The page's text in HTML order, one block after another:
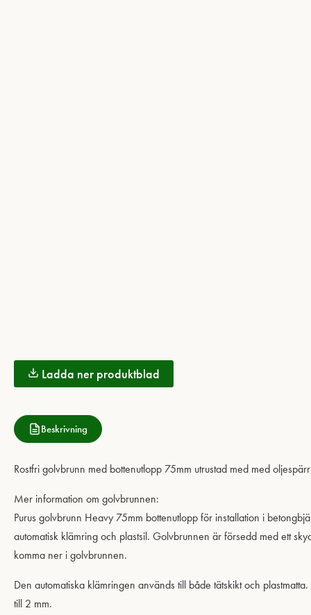
Ladda ner produktblad
Beskrivning
Rostfri golvbrunn med bottenutlopp 75mm utrustad med med
Mer information om golvbrunnen:
Purus golvbrunn Heavy 75mm bottenutlopp för installation i
automatisk klämring och plastsil. Golvbrunnen är försedd med ett
komma ner i golvbrunnen.
Den automatiska klämringen används till både tätskikt och
till 2 mm.